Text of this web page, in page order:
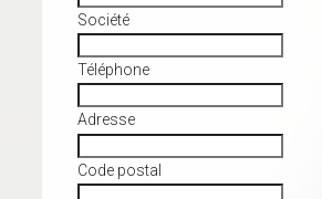
Société
Téléphone
Adresse
Code postal